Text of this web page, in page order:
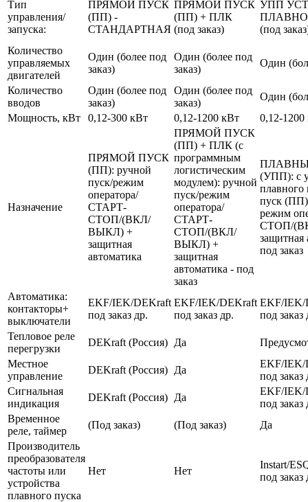
Тип
управления/
запуска:
ПРЯМОЙ ПУСК
(ПП) -
СТАНДАРТНАЯ
ПРЯМОЙ ПУСК
(ПП) + ПЛК
(под заказ)
УПП
(под
Количество
управляемых
двигателей
Один (более под
заказ)
Один (более под
заказ)
Один
Количество
вводов
Один (более под
заказ)
Один (более под
заказ)
Один
Мощность, кВт
0,12-300 кВт 0,12-1200 кВт 0,12-1200
Назначение
ПРЯМОЙ ПУСК
(ПП): ручной
пуск/режим
оператора/
СТАРТ-
СТОП/(ВКЛ/
ВЫКЛ) +
защитная
автоматика
ПРЯМОЙ ПУСК
(ПП) + ПЛК (с
программным
логистическим
модулем): ручной
пуск/режим
оператора/
СТАРТ-
СТОП/(ВКЛ/
ВЫКЛ) +
защитная
автоматика - под
заказ
(УПП): с
плавного
пуск
режим
СТОП/
защитная
под заказ
Автоматика:
контакторы+
выключатели
EKF/IEK/DEKraft
под заказ др.
EKF/IEK/DEKraft
под заказ др.
EKF/IEK/
под заказ
Тепловое реле
перегрузки
DEKraft (Россия) Да
Местное
управление
DEKraft (Россия) Да
EKF/IEK/
под заказ
Сигнальная
индикация
DEKraft (Россия) Да
EKF/IEK/
под заказ
Временное
реле, таймер
(Под заказ) (Под заказ)
Да
Производитель
преобразователя
частоты или
устройства
плавного пуска
Нет Нет
Instart/
под заказ